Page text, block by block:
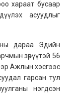
хараат бусаар
асуудлыг
дараа Эдийн
зөрүүтэй 56
Ажлын хэсгээс
гарсан тул
нэгдсэн